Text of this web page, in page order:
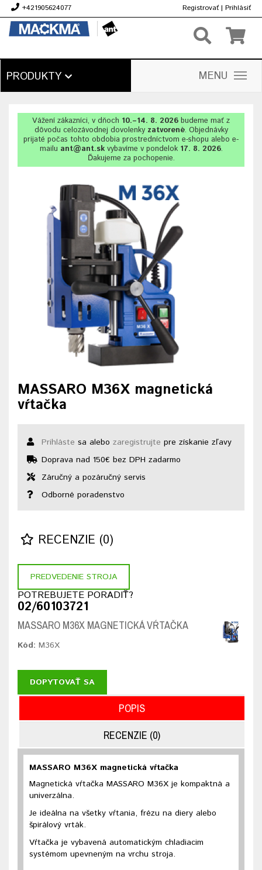
+421905624077 Registrovať | Prihlásiť
PRODUKTY MENU
Vážení zákazníci, v dňoch 10.–14. 8. 2026 budeme mať z
dôvodu celozávodnej dovolenkyzatvorené. Objednávky
prijaté počas tohto obdobia prostredníctvom e-shopu alebo e-
mailu ant@ant.skvybavíme v pondelok 17. 8. 2026.
Ďakujeme za pochopenie.
MASSARO M36X magnetická
vŕtačka
Prihláste sa alebo zaregistrujte pre získanie zľavy
Doprava nad 150€ bez DPH zadarmo
Záručný a pozáručný servis
Odborné poradenstvo
RECENZIE (0)
PREDVEDENIE STROJA
POTREBUJETE PORADIŤ?
02/60103721
MASSARO M36X MAGNETICKÁ VŔTAČKA
Kód: M36X
DOPYTOVAŤ SA
POPIS
RECENZIE (0)
MASSARO M36X magnetická vŕtačka
Magnetická vŕtačka MASSARO M36X je kompaktná a
univerzálna.
Je ideálna na všetky vŕtania, frézu na diery alebo
špirálový vrták.
Vŕtačka je vybavená automatickým chladiacim
systémom upevneným na vrchu stroja.